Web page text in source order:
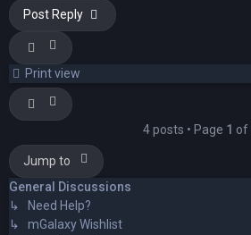
Post Reply
Print view
4 posts • Page 1 of
Jump to
General Discussions
↳ Need Help?
↳ mGalaxy Wishlist